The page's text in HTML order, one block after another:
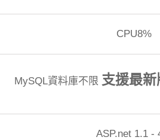
CPU8%
MySQL資料庫不限 支援最
ASP.net 1.1 -